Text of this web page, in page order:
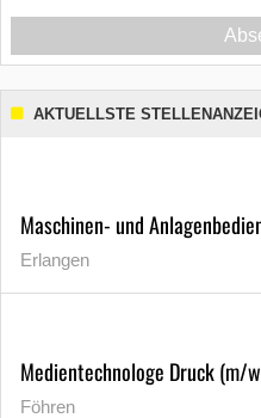
AKTUELLSTE
Maschinen- und
Erlangen
Medientechnologe Druck (m/
Föhren